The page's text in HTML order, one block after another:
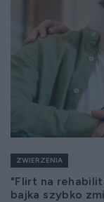
ZWIERZENIA
"Flirt na
bajka szybko